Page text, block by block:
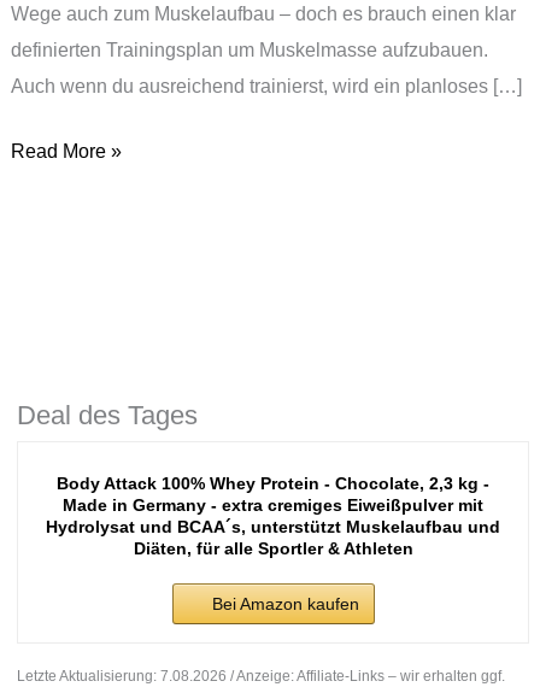
Wege auch zum Muskelaufbau – doch es brauch einen klar
definierten Trainingsplan um Muskelmasse aufzubauen.
Auch wenn du ausreichend trainierst, wird ein planloses […]
Read More »
Deal des Tages
Body Attack 100% Whey Protein - Chocolate, 2,3 kg -
Made in Germany - extra cremiges Eiweißpulver mit
Hydrolysat und BCAA´s, unterstützt Muskelaufbau und
Diäten, für alle Sportler & Athleten
Bei Amazon kaufen
Letzte Aktualisierung: 7.08.2026 / Anzeige: Affiliate-Links – wir erhalten ggf.